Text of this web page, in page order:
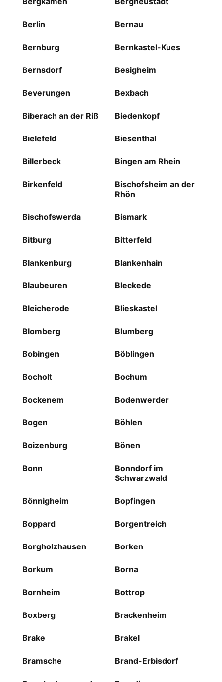
Berlin Bernau
Bernburg Bernkastel-Kues
Bernsdorf Besigheim
Beverungen Bexbach
Biberach an der Riß Biedenkopf
Bielefeld Biesenthal
Billerbeck Bingen am Rhein
Birkenfeld
Bischofsheim an der
Rhön
Bischofswerda Bismark
Bitburg Bitterfeld
Blankenburg Blankenhain
Blaubeuren Bleckede
Bleicherode Blieskastel
Blomberg Blumberg
Bobingen Böblingen
Bocholt Bochum
Bockenem Bodenwerder
Bogen Böhlen
Boizenburg Bönen
Bonn
Bonndorf im
Schwarzwald
Bönnigheim Bopfingen
Boppard Borgentreich
Borgholzhausen Borken
Borkum Borna
Bornheim Bottrop
Boxberg Brackenheim
Brake Brakel
Bramsche Brand-Erbisdorf